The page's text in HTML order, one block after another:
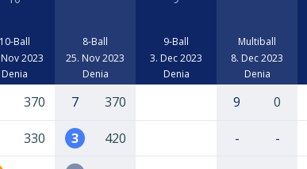
10-Ball
2023
Denia
8-Ball
25. Nov 2023
Denia
9-Ball
3. Dec 2023
Denia
Multiball
8. Dec 2023
Denia
370 7 370 9 0
330 3 420 - -